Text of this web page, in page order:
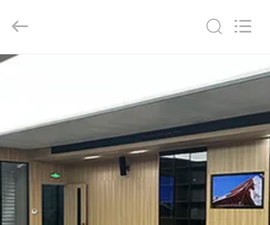
RUMAH
VIDEO
TENTANG
KAMI
Company
Limited.
Reserved.